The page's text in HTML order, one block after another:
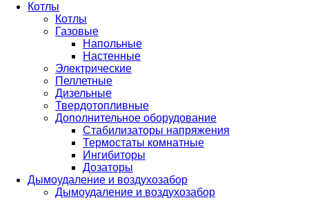
Котлы
Котлы
Газовые
Напольные
Настенные
Электрические
Пеллетные
Дизельные
Твердотопливные
Дополнительное оборудование
Стабилизаторы напряжения
Термостаты комнатные
Ингибиторы
Дозаторы
Дымоудаление и воздухозабор
Дымоудаление и воздухозабор